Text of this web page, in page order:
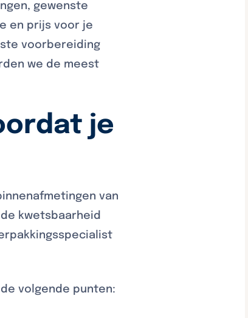
gewenste
en prijs voor je
voorbereiding
we de meest
je
van
kwetsbaarheid
volgende punten: